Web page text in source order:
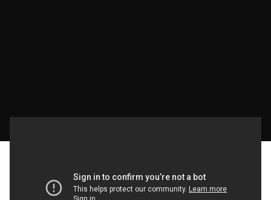
Elektrisk 5 Motorsykkel 5